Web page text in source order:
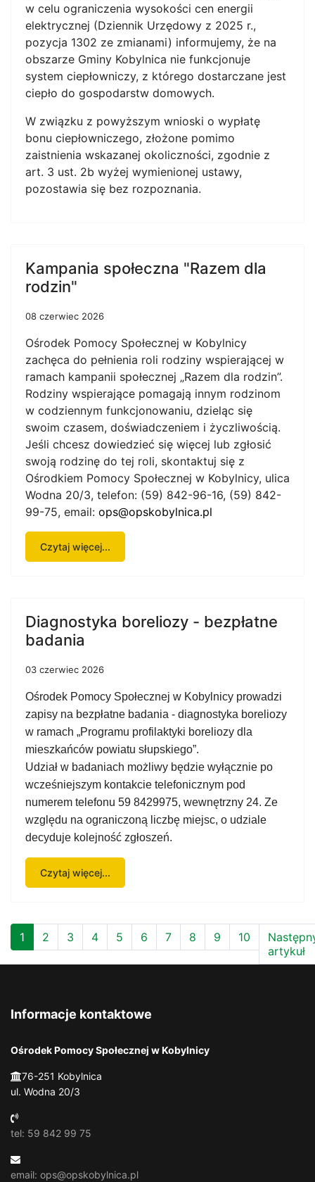
w celu ograniczenia wysokości cen energii
elektrycznej (Dziennik Urzędowy z 2025 r.,
pozycja 1302 ze zmianami) informujemy, że na
obszarze Gminy Kobylnica nie funkcjonuje
system ciepłowniczy, z którego dostarczane jest
ciepło do gospodarstw domowych.
W związku z powyższym wnioski o wypłatę
bonu ciepłowniczego, złożone pomimo
zaistnienia wskazanej okoliczności, zgodnie z
art. 3 ust. 2b wyżej wymienionej ustawy,
pozostawia się bez rozpoznania.
Kampania społeczna "Razem dla
rodzin"
08 czerwiec 2026
Ośrodek Pomocy Społecznej w Kobylnicy
zachęca do pełnienia roli rodziny wspierającej w
ramach kampanii społecznej „Razem dla rodzin”.
Rodziny wspierające pomagają innym rodzinom
w codziennym funkcjonowaniu, dzieląc się
swoim czasem, doświadczeniem i życzliwością.
Jeśli chcesz dowiedzieć się więcej lub zgłosić
swoją rodzinę do tej roli, skontaktuj się z
Ośrodkiem Pomocy Społecznej w Kobylnicy, ulica
Wodna 20/3, telefon: (59) 842-96-16, (59) 842-
99-75, email: ops@opskobylnica.pl
Czytaj więcej...
Diagnostyka boreliozy - bezpłatne
badania
03 czerwiec 2026
Ośrodek Pomocy Społecznej w Kobylnicy prowadzi
zapisy na bezpłatne badania - diagnostyka boreliozy
w ramach „Programu profilaktyki boreliozy dla
mieszkańców powiatu słupskiego”.
Udział w badaniach możliwy będzie wyłącznie po
wcześniejszym kontakcie telefonicznym pod
numerem telefonu 59 8429975, wewnętrzny 24. Ze
względu na ograniczoną liczbę miejsc, o udziale
decyduje kolejność zgłoszeń.
Czytaj więcej...
1 2 3 4 5 6 7 8 9 10
artykuł
Informacje kontaktowe
Ośrodek Pomocy Społecznej w Kobylnicy
76-251 Kobylnica
ul. Wodna 20/3
tel: 59 842 99 75
email: ops@opskobylnica.pl